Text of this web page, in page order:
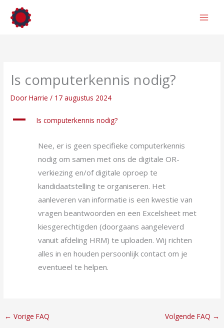
naar
Is computerkennis nodig?
DoorHarrie/ 17 augustus 2024
A Is computerkennis nodig?
Nee, er is geen specifieke computerkennis
nodig om samen met ons de digitale OR-
verkiezing en/of digitale oproep te
kandidaatstelling te organiseren. Het
aanleveren van informatie is een kwestie van
vragen beantwoorden en een Excelsheet met
kiesgerechtigden (doorgaans aangeleverd
vanuit afdeling HRM) te uploaden. Wij richten
alles in en houden persoonlijk contact om je
eventueel te helpen.
← Vorige FAQ Volgende FAQ →